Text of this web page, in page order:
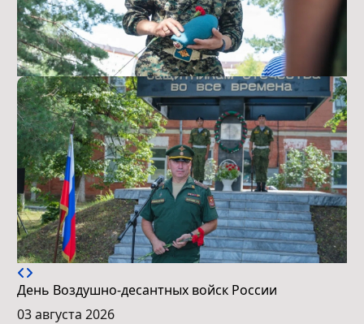
День Воздушно-десантных войск России
03 августа 2026